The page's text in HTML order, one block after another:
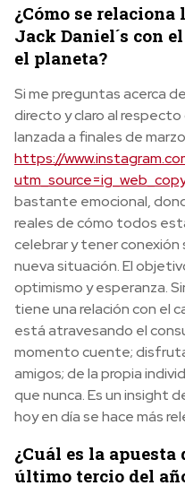
¿Cómo se
Jack Daniel´s con
el planeta?
Si me preguntas acerca
directo y claro al
lanzada a finales de
https://
bastante emocional,
reales de cómo todos
celebrar y tener conexión
nueva situación. El
optimismo y esperanza.
tiene una relación con el
está atravesando el
momento cuente;
amigos; de la propia
que nunca. Es un insight
hoy en día se hace más
¿Cuál es la apuesta
último tercio del